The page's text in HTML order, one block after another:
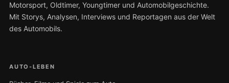
Motorsport, Oldtimer, Youngtimer und Automobilgeschichte.
Mit Storys, Analysen, Interviews und Reportagen aus der Welt
des Automobils.
AUTO-LEBEN